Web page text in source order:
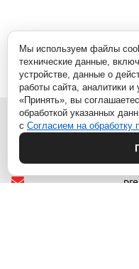
Мы используем файлы
технические данные,
устройстве, данные о
работы сайта, аналитики
«Принять», вы
обработкой указанных
с Согласием на обработку